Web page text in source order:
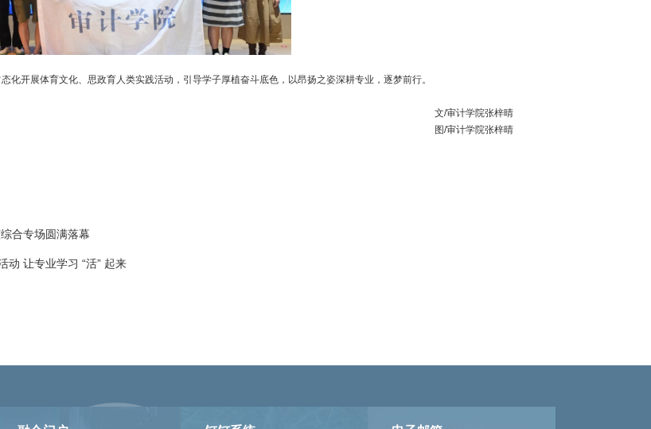
化开展体育文化、思政育人类实践活动，引导学子厚植奋斗底色，以昂扬之姿深耕专业，逐梦前行。
文/审计学院张梓晴
图/审计学院张梓晴
合专场圆满落幕
让专业学习 “活” 起来